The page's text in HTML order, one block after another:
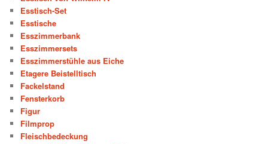
Esstisch-Set
Esstische
Esszimmerbank
Esszimmersets
Esszimmerstühle aus Eiche
Etagere Beistelltisch
Fackelstand
Fensterkorb
Figur
Filmprop
Fleischbedeckung